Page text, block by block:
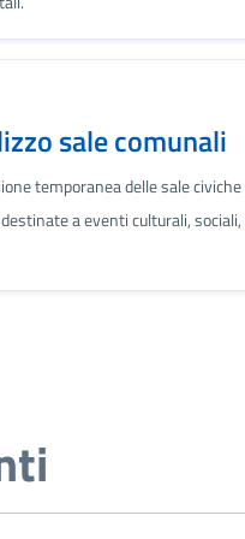
sale comunali
temporanea delle sale civiche
a eventi culturali, sociali,